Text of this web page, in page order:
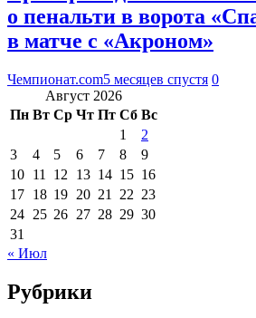
о пенальти в ворота
в матче с «Акроном»
Чемпионат.com5 месяцев спустя 0
Август 2026
Пн Вт Ср Чт Пт Сб Вс
1
2
3
4 5 6 7 8
9
10 11 12 13 14 15 16
17 18 19 20 21 22 23
24 25 26 27 28 29 30
31
« Июл
Рубрики